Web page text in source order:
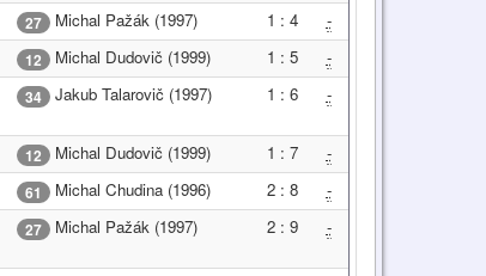
27 Michal Pažák (1997) 1 : 4
-
12 Michal Dudovič (1999) 1 : 5
-
34 Jakub Talarovič (1997) 1 : 6 -
12 Michal Dudovič (1999) 1 : 7
-
61 Michal Chudina (1996) 2 : 8
-
27 Michal Pažák (1997) 2 : 9 -